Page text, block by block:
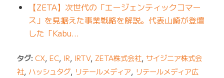
【ZETA】次世代の「エージェンティックコマー
ス」を見据えた事業戦略を解説。代表山崎が登壇
した「Kabu…
タグ: CX, EC, IR, IRTV, ZETA株式会社, サイジニア株式会
社, ハッシュタグ, リテールメディア, リテールメディア広